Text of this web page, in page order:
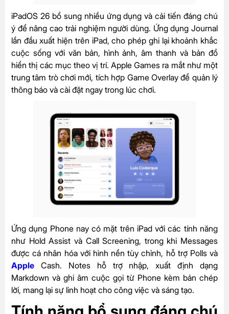
iPadOS 26 bổ sung nhiều ứng dụng và cải tiến đáng chú
ý để nâng cao trải nghiệm người dùng. Ứng dụng Journal
lần đầu xuất hiện trên iPad, cho phép ghi lại khoảnh khắc
cuộc sống với văn bản, hình ảnh, âm thanh và bản đồ
hiển thị các mục theo vị trí. Apple Games ra mắt như một
trung tâm trò chơi mới, tích hợp Game Overlay để quản lý
thông báo và cài đặt ngay trong lúc chơi.
Ứng dụng Phone nay có mặt trên iPad với các tính năng
như Hold Assist và Call Screening, trong khi Messages
được cá nhân hóa với hình nền tùy chỉnh, hỗ trợ Polls và
Apple Cash. Notes hỗ trợ nhập, xuất định dạng
Markdown và ghi âm cuộc gọi từ Phone kèm bản chép
lời, mang lại sự linh hoạt cho công việc và sáng tạo.